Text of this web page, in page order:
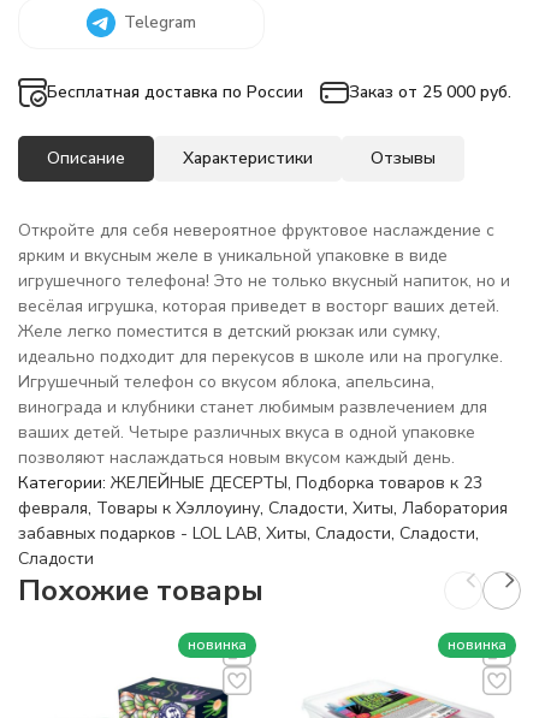
Telegram
Бесплатная доставка по России Заказ от 25 000 руб.
Описание Характеристики Отзывы
Откройте для себя невероятное фруктовое наслаждение с
ярким и вкусным желе в уникальной упаковке в виде
игрушечного телефона! Это не только вкусный напиток, но и
весёлая игрушка, которая приведет в восторг ваших детей.
Желе легко поместится в детский рюкзак или сумку,
идеально подходит для перекусов в школе или на прогулке.
Игрушечный телефон со вкусом яблока, апельсина,
винограда и клубники станет любимым развлечением для
ваших детей. Четыре различных вкуса в одной упаковке
позволяют наслаждаться новым вкусом каждый день.
Категории: ЖЕЛЕЙНЫЕ ДЕСЕРТЫ, Подборка товаров к 23
февраля, Товары к Хэллоуину, Сладости, Хиты, Лаборатория
забавных подарков - LOL LAB, Хиты, Сладости, Сладости,
Сладости
Похожие товары
новинка новинка